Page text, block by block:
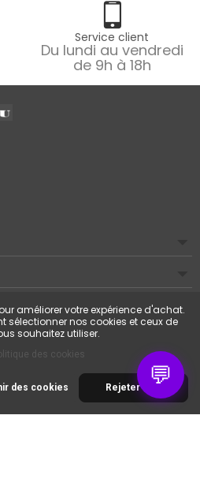
Service client
Du lundi au vendredi
de 9h à 18h
💬
Tous droits réservés.
améliorer votre expérience d'achat.
sélectionner nos cookies et ceux de
souhaitez utiliser.
des cookies
Rejeter tout
des cookies